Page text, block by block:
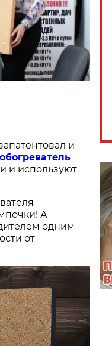
и
и используют
А
одним
от